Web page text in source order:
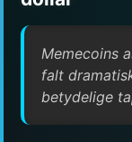
Memecoins
falt
betydelige